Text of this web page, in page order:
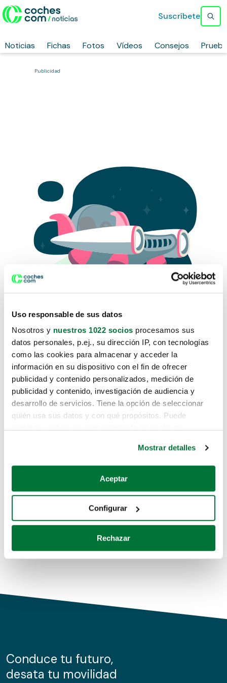
Uso responsable de sus datos
Nosotros y nuestros 1022 socios procesamos sus
datos personales, p.ej., su dirección IP, con tecnologías
como las cookies para almacenar y acceder la
información en su dispositivo con el fin de ofrecer
publicidad y contenido personalizados, medición de
publicidad y contenido, investigación de audiencia y
desarrollo de servicios. Tiene la opción de seleccionar
quién usa sus datos y con qué propósitos. Puede
Si lo permite, también quisiéramos:
Recopilar información sobre su ubicación geográfica
Identificar su dispositivo analizándolo activamente
para buscar características específicas (huellas
Obtenga más información sobre cómo se procesan sus
de cookies.
información sobre el uso que haga del sitio web con
nuestros partners de redes sociales, publicidad y análisis
Mostrar detalles
Aceptar
Configurar
Rechazar
Noticias Fichas Fotos Vídeos Consejos
Suscríbete
Publicidad
Lo sentimos, no sabemos como
te hemos traido hasta aquí.
Pero puedes encontrar el coche que estás
buscando en alguno de estos enlaces:
Coches de segunda mano
Coches de km0
Conduce tu futuro,
desata tu movilidad